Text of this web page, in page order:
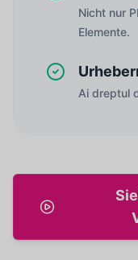
Nicht nur
Elemente.
Ai dreptul